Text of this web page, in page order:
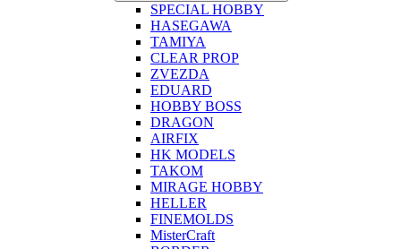
SPECIAL HOBBY
HASEGAWA
TAMIYA
CLEAR PROP
ZVEZDA
EDUARD
HOBBY BOSS
DRAGON
AIRFIX
HK MODELS
TAKOM
MIRAGE HOBBY
HELLER
FINEMOLDS
MisterCraft